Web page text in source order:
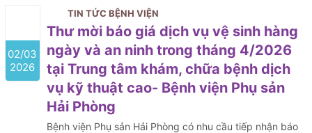
02/03
2026
TIN TỨC BỆNH VIỆN
Thư mời báo giá dịch vụ vệ sinh hàng
ngày và an ninh trong tháng 4/2026
tại Trung tâm khám, chữa bệnh dịch
vụ kỹ thuật cao- Bệnh viện Phụ sản
Hải Phòng
Bệnh viện Phụ sản Hải Phòng có nhu cầu tiếp nhận báo